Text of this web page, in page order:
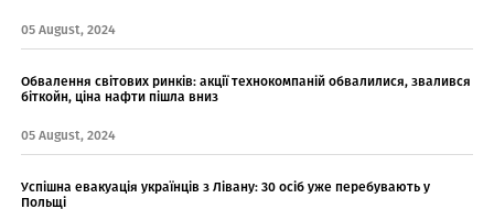
05 August, 2024
Обвалення світових ринків: акції технокомпаній обвалилися, звалився
біткойн, ціна нафти пішла вниз
05 August, 2024
Успішна евакуація українців з Лівану: 30 осіб уже перебувають у
Польщі